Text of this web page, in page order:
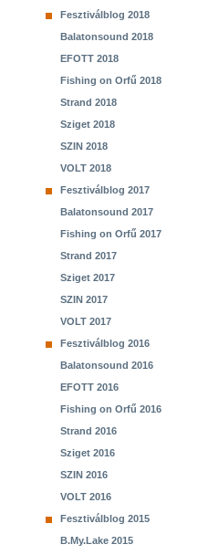
Fesztiválblog 2018
Balatonsound 2018
EFOTT 2018
Fishing on Orfű 2018
Strand 2018
Sziget 2018
SZIN 2018
VOLT 2018
Fesztiválblog 2017
Balatonsound 2017
Fishing on Orfű 2017
Strand 2017
Sziget 2017
SZIN 2017
VOLT 2017
Fesztiválblog 2016
Balatonsound 2016
EFOTT 2016
Fishing on Orfű 2016
Strand 2016
Sziget 2016
SZIN 2016
VOLT 2016
Fesztiválblog 2015
B.My.Lake 2015